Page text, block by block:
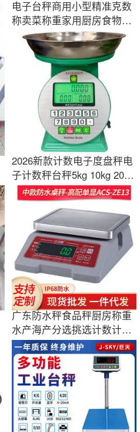
电子台秤商用小型精准克数
称卖菜称重家用厨房食物公
斤电子台秤
2026新款计数电子度盘秤电
子计数秤台秤5kg 10kg 20kg
家用厨房秤
广东防水秤食品秤厨房称重
水产海产分选挑选计数计重
克秤电子秤